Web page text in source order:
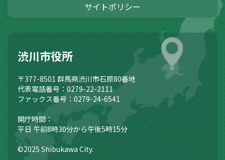
サイトポリシー
渋川市役所
〒377-8501 群馬県渋川市石原80番地
代表電話番号：0279-22-2111
ファックス番号：0279-24-6541
開庁時間：
平日 午前8時30分から午後5時15分
©2025 Shibukawa City.